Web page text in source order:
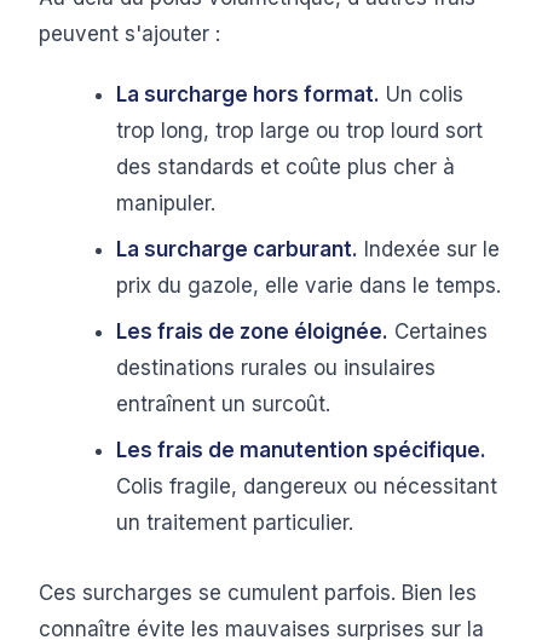
peuvent s'ajouter :
La surcharge hors format. Un colis
trop long, trop large ou trop lourd sort
des standards et coûte plus cher à
manipuler.
La surcharge carburant. Indexée sur le
prix du gazole, elle varie dans le temps.
Les frais de zone éloignée. Certaines
destinations rurales ou insulaires
entraînent un surcoût.
Les frais de manutention spécifique.
Colis fragile, dangereux ou nécessitant
un traitement particulier.
Ces surcharges se cumulent parfois. Bien les
connaître évite les mauvaises surprises sur la